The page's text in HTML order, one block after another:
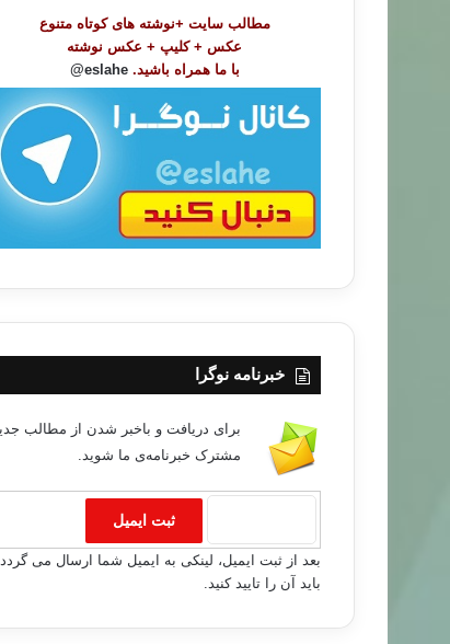
مطالب سایت +نوشته های کوتاه متنوع
عکس + کلیپ + عکس نوشته
با ما همراه باشید. eslahe@
خبرنامه نوگرا
برای دریافت و باخبر شدن از مطالب
مشترک خبرنامه‌ی ما شوید.
بعد از ثبت ایمیل، لینکی به ایمیل شما ارسال می گردد
باید آن را تایید کنید.